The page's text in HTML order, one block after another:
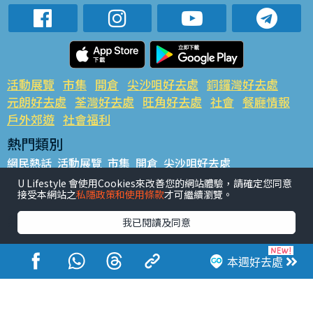
本週好去處
活動展覽 市集 開倉 尖沙咀好去處 銅鑼灣好去處
元朗好去處 荃灣好去處 旺角好去處 社會 餐廳情報
戶外郊遊 社會福利
熱門類別
網民熱話 活動展覽 市集 開倉 尖沙咀好去處
銅鑼灣好去處 元朗好去處 荃灣好去處 旺角好去處 社會
餐廳情報 戶外郊遊
熱門標籤
#UGO搵好去處 #人氣活動推介 #美食社群熱話
#親子玩樂好去處
#ULifestyle應用程式
#限時搶
#UJetso禮物放送
#ULifestyle商戶中心 #著數 #網絡熱話
U Lifestyle 會使用Cookies來改善您的網站體驗，請確定您同意
接受本網站之私隱政策和使用條款才可繼續瀏覽。
我已閱讀及同意